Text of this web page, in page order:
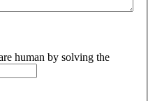
human by solving the